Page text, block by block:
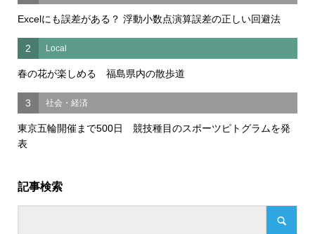
Excelにも誤差がある？ 浮動小数点演算誤差の正しい回避法
2 Local
春の花が楽しめる 福島県内の散歩道
3 社会・経済
東京五輪開催まで500日 競技種目のスポーツピトグラムを発
表
記事検索